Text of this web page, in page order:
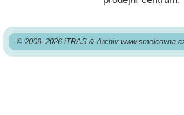
© 2009–2026 iTRAS & Archiv